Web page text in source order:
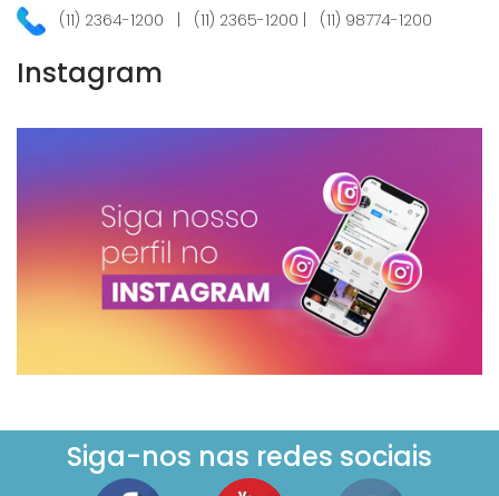
(11) 2364-1200 | (11) 2365-1200 | (11) 98774-1200
Instagram
Siga-nos nas redes sociais